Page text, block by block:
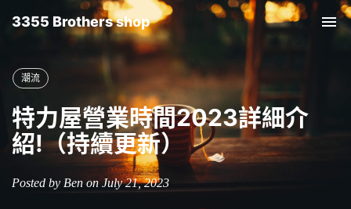
3355 Brothers shop
潮流
特力屋營業時間2023詳細介
紹!（持續更新）
Posted by Ben on July 21, 2023